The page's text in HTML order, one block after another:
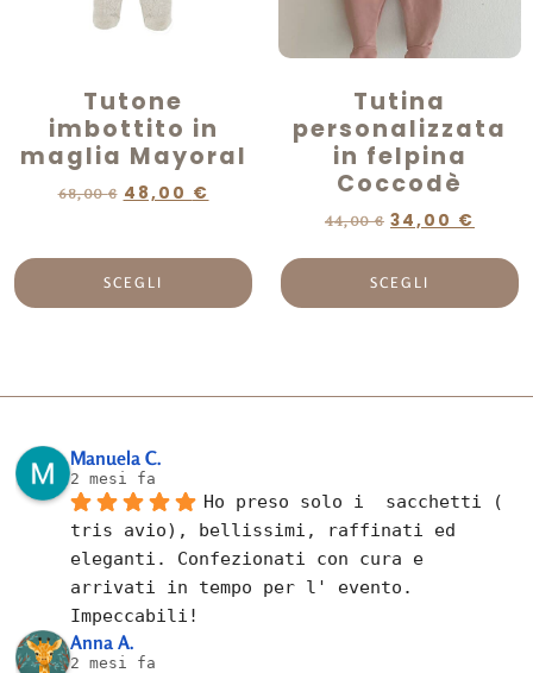
Tutone
imbottito in
maglia Mayoral
68,00€ 48,00 €
SCEGLI
Tutina
personalizzata
in felpina
Coccodè
44,00€ 34,00 €
SCEGLI
Manuela C.
2 mesi fa
Ho preso solo i  sacchetti (
tris avio), bellissimi, raffinati ed
eleganti. Confezionati con cura e
arrivati in tempo per l' evento.
Impeccabili!
Anna A.
2 mesi fa